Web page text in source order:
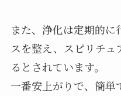
また、浄化は定期的
スを整え、スピリチュ
るとされています。
一番安上がりで、簡単